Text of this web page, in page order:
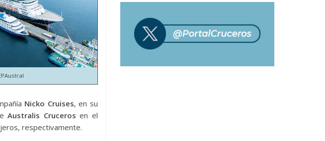
Nicko Cruises, en su
Australis Cruceros en el
respectivamente.